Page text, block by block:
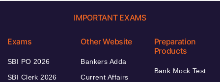
IMPORTANT EXAMS
Exams
SBI PO 2026
SBI Clerk 2026
Other Website
Bankers Adda
Current Affairs
Preparation
Products
Bank Mock Test